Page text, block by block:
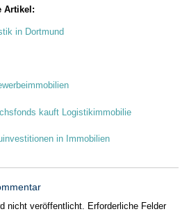
Artikel:
in Dortmund
kauft Logistikimmobilie
in Immobilien
nicht veröffentlicht. Erforderliche Felder